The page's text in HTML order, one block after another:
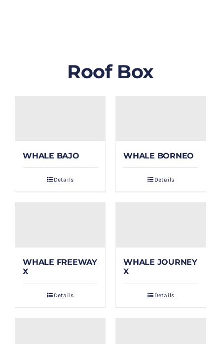
PAYMENT
Roof Box
WHALE BAJO
Details
WHALE BORNEO
Details
WHALE FREEWAY
X
Details
WHALE JOURNEY
X
Details